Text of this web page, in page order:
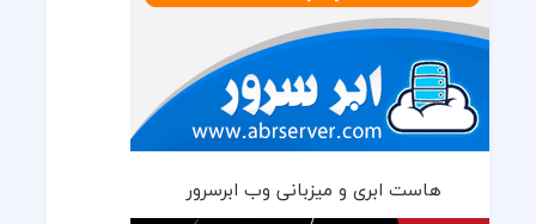
هاست ابری و میزبانی وب ابرسرور